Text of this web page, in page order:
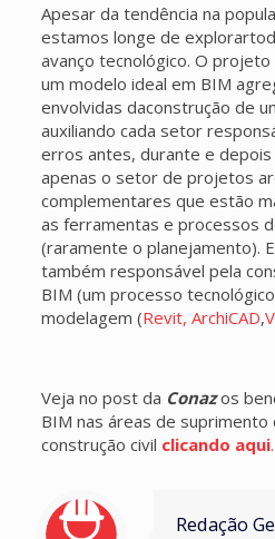
Apesar da tendência na
estamos longe de
avanço tecnológico. O
um modelo ideal em BIM
envolvidas daconstrução de
auxiliando cada setor
erros antes, durante e
apenas o setor de projetos
complementares que estão
as ferramentas e processos
(raramente o planejamento).
também responsável pela
BIM (um processo
modelagem (Revit, ArchiCAD,
Veja no post da Conaz os
BIM nas áreas de suprimento
construção civil clicando aqui.
Redação